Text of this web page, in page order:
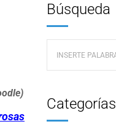
Búsqueda
Categorías